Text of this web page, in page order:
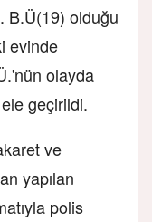
B.Ü(19) olduğu
evinde
olayda
geçirildi.
ve
yapılan
polis